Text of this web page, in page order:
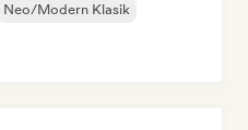
Neo/Modern Klasik